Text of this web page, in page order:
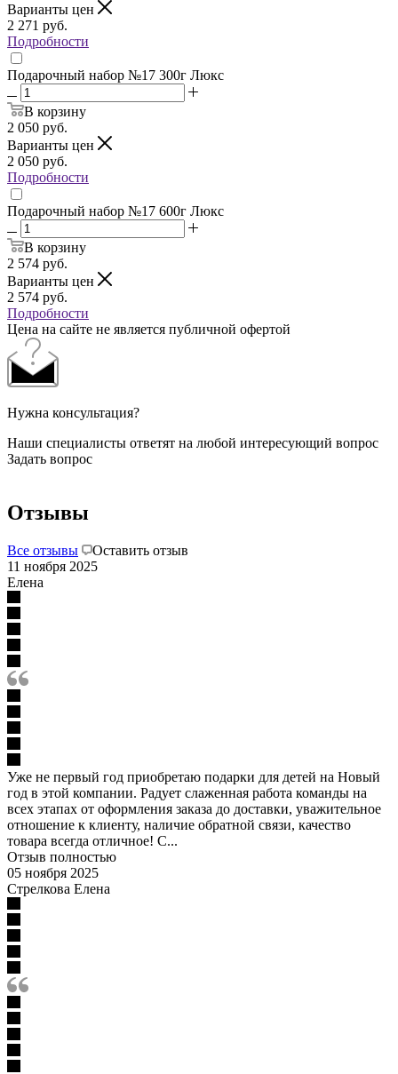
Варианты цен
2 271 руб.
Подробности
Подарочный набор №17 300г Люкс
В корзину
2 050 руб.
Варианты цен
2 050 руб.
Подробности
Подарочный набор №17 600г Люкс
В корзину
2 574 руб.
Варианты цен
2 574 руб.
Подробности
Цена на сайте не является публичной офертой
Нужна консультация?
Наши специалисты ответят на любой интересующий вопрос
Задать вопрос
Отзывы
Все отзывы
Оставить отзыв
11 ноября 2025
Елена
Уже не первый год приобретаю подарки для детей на Новый
год в этой компании. Радует слаженная работа команды на
всех этапах от оформления заказа до доставки, уважительное
отношение к клиенту, наличие обратной связи, качество
товара всегда отличное! С...
Отзыв полностью
05 ноября 2025
Стрелкова Елена